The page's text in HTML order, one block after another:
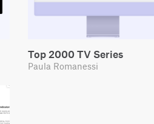
Top 2000 TV Series
Paula Romanessi